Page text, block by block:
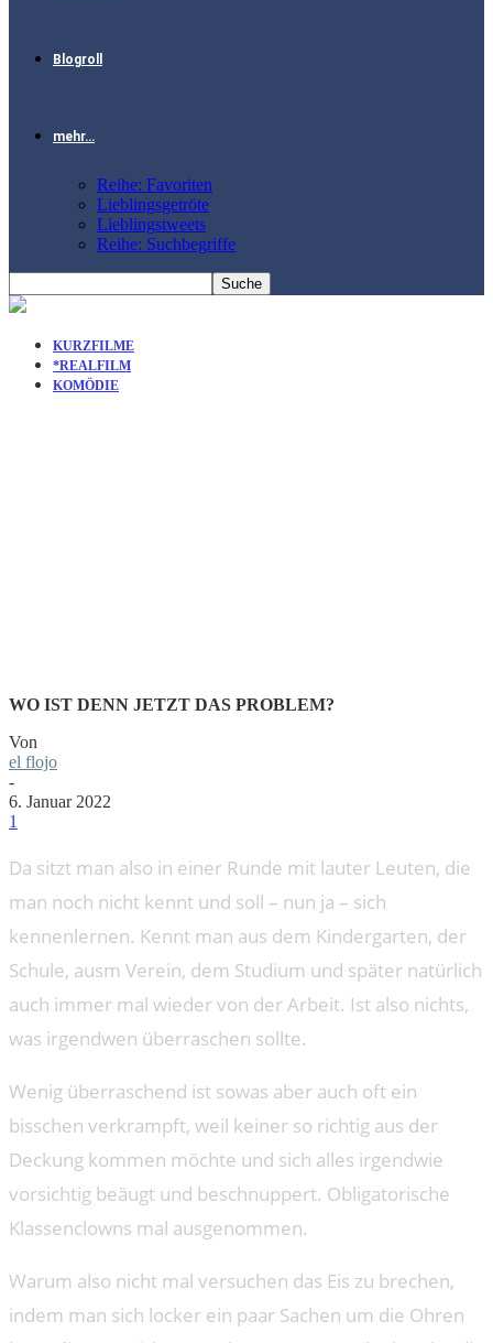
Blogroll
mehr…
Reihe: Favoriten
Lieblingsgetröte
Lieblingstweets
Reihe: Suchbegriffe
KURZFILME
*REALFILM
KOMÖDIE
WO IST DENN JETZT DAS PROBLEM?
Von
el flojo
-
6. Januar 2022
1
Da sitzt man also in einer Runde mit lauter Leuten, die
man noch nicht kennt und soll – nun ja – sich
kennenlernen. Kennt man aus dem Kindergarten, der
Schule, ausm Verein, dem Studium und später natürlich
auch immer mal wieder von der Arbeit. Ist also nichts,
was irgendwen überraschen sollte.
Wenig überraschend ist sowas aber auch oft ein
bisschen verkrampft, weil keiner so richtig aus der
Deckung kommen möchte und sich alles irgendwie
vorsichtig beäugt und beschnuppert. Obligatorische
Klassenclowns mal ausgenommen.
Warum also nicht mal versuchen das Eis zu brechen,
indem man sich locker ein paar Sachen um die Ohren